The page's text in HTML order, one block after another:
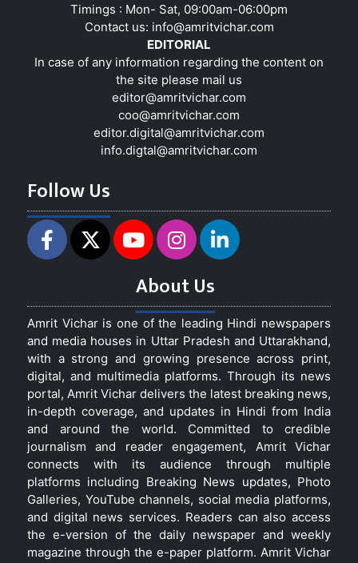
Timings : Mon- Sat, 09:00am-06:00pm
Contact us: info@amritvichar.com
EDITORIAL
In case of any information regarding the content on
the site please mail us
editor@amritvichar.com
coo@amritvichar.com
editor.digital@amritvichar.com
info.digtal@amritvichar.com
Follow Us
About Us
Amrit Vichar is one of the leading Hindi newspapers
and media houses in Uttar Pradesh and Uttarakhand,
with a strong and growing presence across print,
digital, and multimedia platforms. Through its news
portal, Amrit Vichar delivers the latest breaking news,
in-depth coverage, and updates in Hindi from India
and around the world. Committed to credible
journalism and reader engagement, Amrit Vichar
connects with its audience through multiple
platforms including Breaking News updates, Photo
Galleries, YouTube channels, social media platforms,
and digital news services. Readers can also access
the e-version of the daily newspaper and weekly
magazine through the e-paper platform. Amrit Vichar